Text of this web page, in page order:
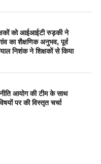
को आईआईटी रुड़की ने
का शैक्षणिक अनुभव, पूर्व
निशंक ने शिक्षकों से किया
आयोग की टीम के साथ
पर की विस्तृत चर्चा